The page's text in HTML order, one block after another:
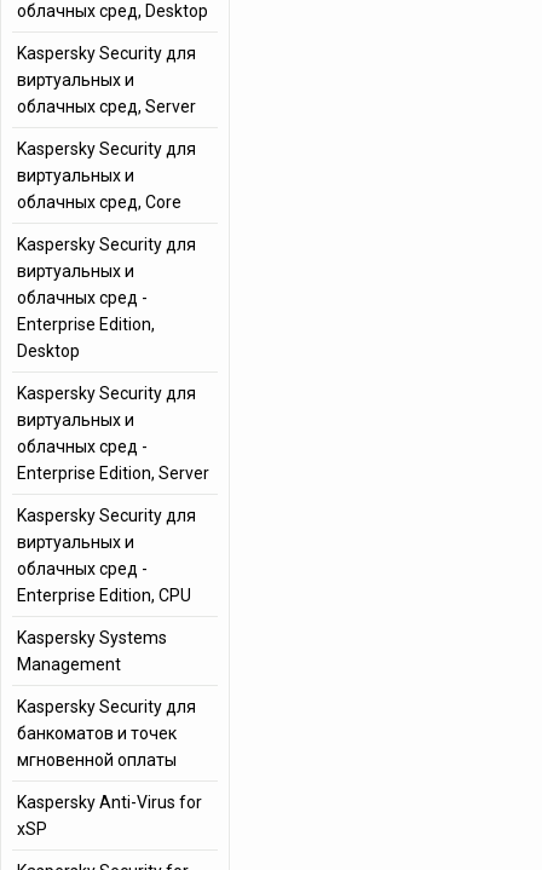
облачных сред, Desktop
Kaspersky Security для
виртуальных и
облачных сред, Server
Kaspersky Security для
виртуальных и
облачных сред, Core
Kaspersky Security для
виртуальных и
облачных сред -
Enterprise Edition,
Desktop
Kaspersky Security для
виртуальных и
облачных сред -
Enterprise Edition, Server
Kaspersky Security для
виртуальных и
облачных сред -
Enterprise Edition, CPU
Kaspersky Systems
Management
Kaspersky Security для
банкоматов и точек
мгновенной оплаты
Kaspersky Anti-Virus for
xSP